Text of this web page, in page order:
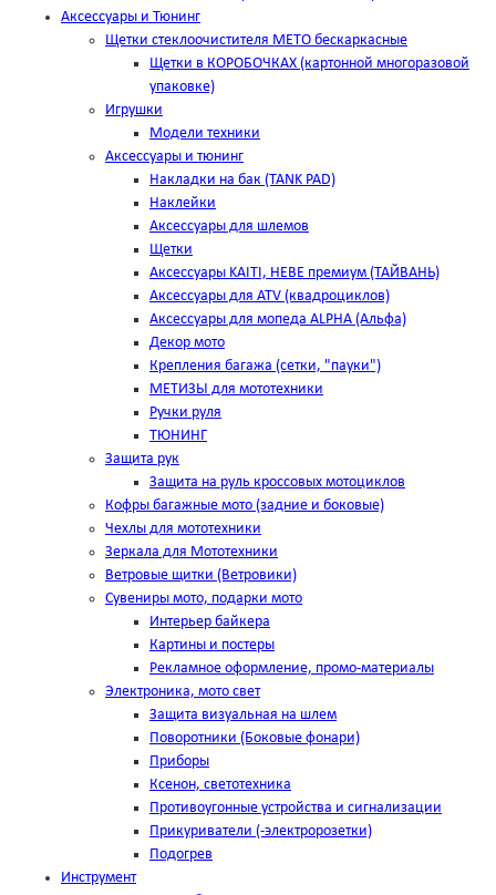
Аксессуары и Тюнинг
Щетки стеклоочистителя METO бескаркасные
Щетки в КОРОБОЧКАХ (картонной многоразовой
упаковке)
Игрушки
Модели техники
Аксессуары и тюнинг
Накладки на бак (TANK PAD)
Наклейки
Аксессуары для шлемов
Щетки
Аксессуары KAITI, HEBE премиум (ТАЙВАНЬ)
Аксессуары для ATV (квадроциклов)
Аксессуары для мопеда ALPHA (Альфа)
Декор мото
Крепления багажа (сетки, "пауки")
МЕТИЗЫ для мототехники
Ручки руля
ТЮНИНГ
Защита рук
Защита на руль кроссовых мотоциклов
Кофры багажные мото (задние и боковые)
Чехлы для мототехники
Зеркала для Мототехники
Ветровые щитки (Ветровики)
Сувениры мото, подарки мото
Интерьер байкера
Картины и постеры
Рекламное оформление, промо-материалы
Электроника, мото свет
Защита визуальная на шлем
Поворотники (Боковые фонари)
Приборы
Ксенон, светотехника
Противоугонные устройства и сигнализации
Прикуриватели (-электророзетки)
Подогрев
Инструмент